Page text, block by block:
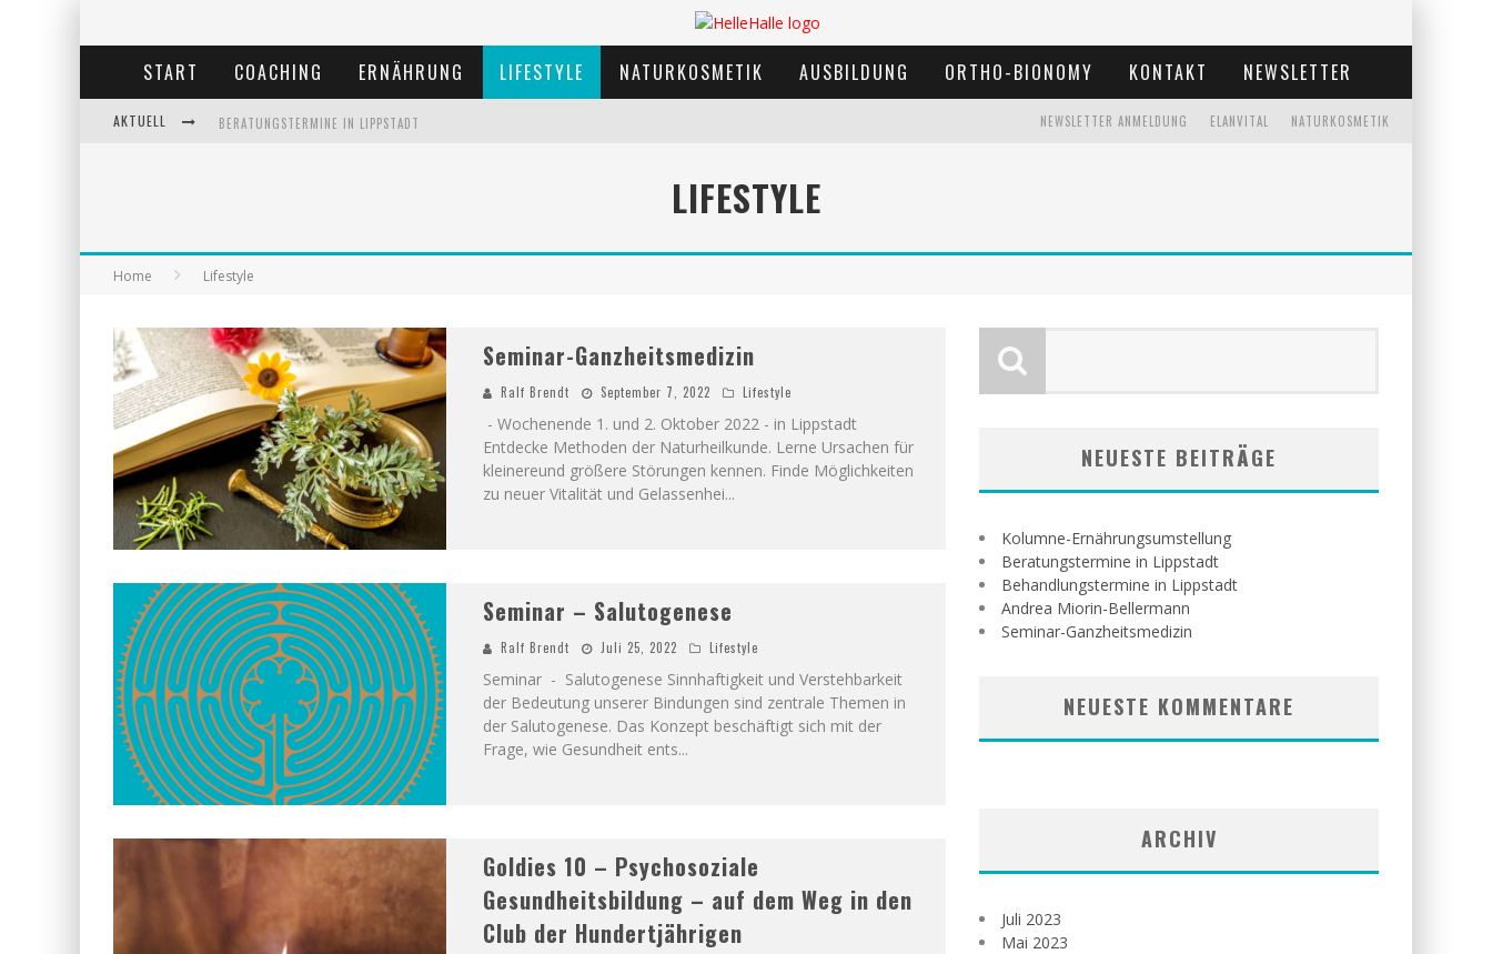
START COACHING ERNÄHRUNG LIFESTYLE NATURKOSMETIK AUSBILDUNG ORTHO-BIONOMY KONTAKT NEWSLETTER
AKTUELL BERATUNGSTERMINE IN LIPPSTADT NATURKOSMETIK
ELANVITAL
NEWSLETTER ANMELDUNG
LIFESTYLE
Home Lifestyle
Seminar-Ganzheitsmedizin
Ralf Brendt September 7, 2022 Lifestyle
- Wochenende 1. und 2. Oktober 2022 - in Lippstadt
Entdecke Methoden der Naturheilkunde. Lerne Ursachen für
kleinereund größere Störungen kennen. Finde Möglichkeiten
zu neuer Vitalität und Gelassenhei...
Seminar – Salutogenese
Ralf Brendt Juli 25, 2022 Lifestyle
Seminar - Salutogenese Sinnhaftigkeit und Verstehbarkeit
der Bedeutung unserer Bindungen sind zentrale Themen in
der Salutogenese. Das Konzept beschäftigt sich mit der
Frage, wie Gesundheit ents...
Goldies 10 – Psychosoziale
Gesundheitsbildung – auf dem Weg in den
Club der Hundertjährigen
NEUESTE BEITRÄGE
Kolumne-Ernährungsumstellung
Beratungstermine in Lippstadt
Behandlungstermine in Lippstadt
Andrea Miorin-Bellermann
Seminar-Ganzheitsmedizin
NEUESTE KOMMENTARE
ARCHIV
Juli 2023
Mai 2023